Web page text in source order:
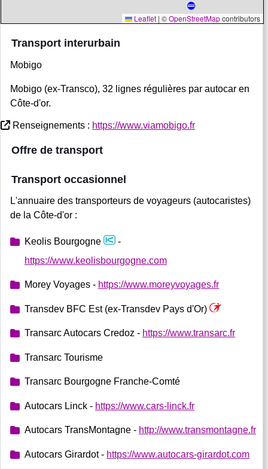
Leaflet | ©OpenStreetMapcontributors
Transport interurbain
Mobigo
Mobigo (ex-Transco), 32 lignes régulières par autocar en
Côte-d'or.
Renseignements : https://www.viamobigo.fr
Offre de transport
Transport occasionnel
L'annuaire des transporteurs de voyageurs (autocaristes)
de la Côte-d'or :
Keolis Bourgogne
-
https://www.keolisbourgogne.com
Morey Voyages - https://www.moreyvoyages.fr
Transdev BFC Est (ex-Transdev Pays d'Or)
Transarc Autocars Credoz - https://www.transarc.fr
Transarc Tourisme
Transarc Bourgogne Franche-Comté
Autocars Linck - https://www.cars-linck.fr
Autocars TransMontagne - http://www.transmontagne.fr
Autocars Girardot - https://www.autocars-girardot.com